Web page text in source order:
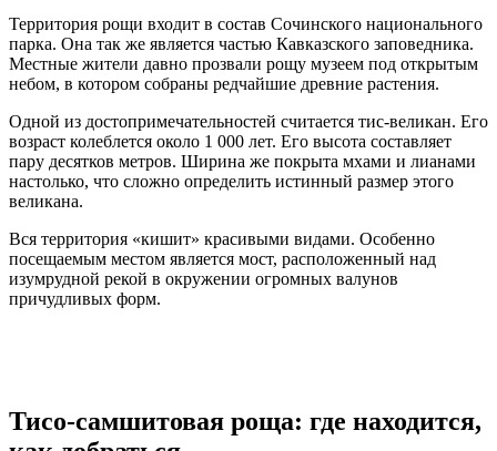
Территория рощи входит в состав Сочинского национального
парка. Она так же является частью Кавказского заповедника.
Местные жители давно прозвали рощу музеем под открытым
небом, в котором собраны редчайшие древние растения.
Одной из достопримечательностей считается тис-великан. Его
возраст колеблется около 1 000 лет. Его высота составляет
пару десятков метров. Ширина же покрыта мхами и лианами
настолько, что сложно определить истинный размер этого
великана.
Вся территория «кишит» красивыми видами. Особенно
посещаемым местом является мост, расположенный над
изумрудной рекой в окружении огромных валунов
причудливых форм.
Тисо-самшитовая роща: где находится,